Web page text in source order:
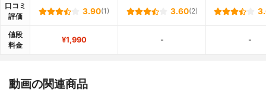
口コミ
評価
3.90(1) 3.60(2)
値段
料金
¥1,990 - -
動画の関連商品